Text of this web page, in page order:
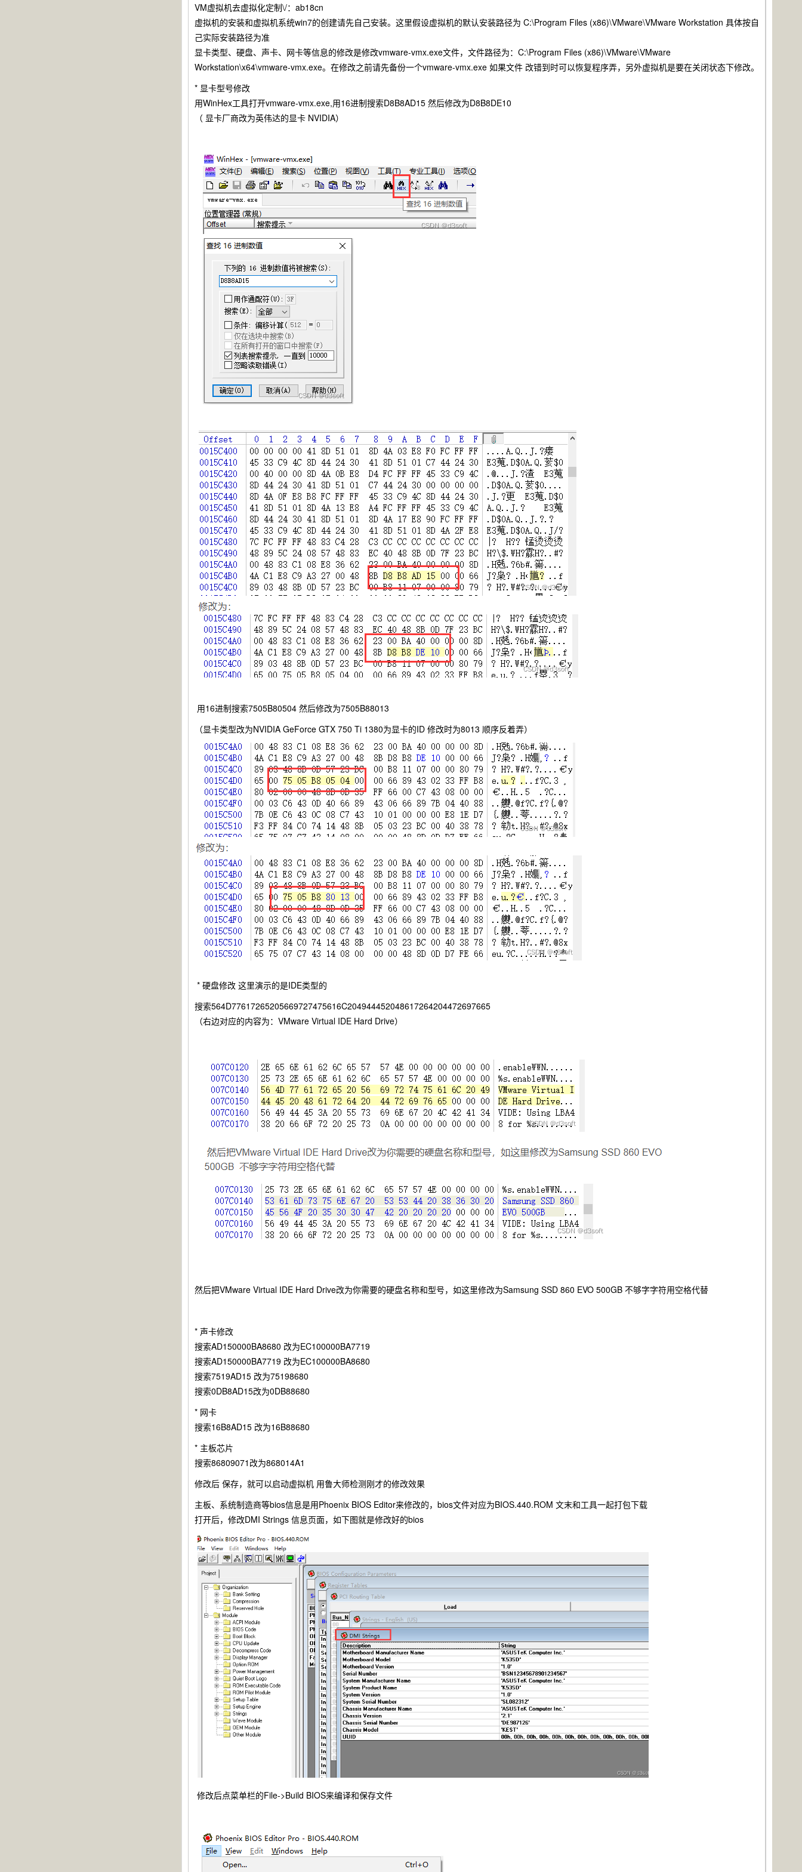
VM虚拟机去虚拟化定制\/：ab18cn
虚拟机的安装和虚拟机系统win7的创建请先自己安装。这里假设虚拟机的默认安装路径为 C:\Program Files (x86)\VMware\VMware Workstation 具体按自
己实际安装路径为准
显卡类型、硬盘、声卡、网卡等信息的修改是修改vmware-vmx.exe文件，文件路径为：C:\Program Files (x86)\VMware\VMware
Workstation\x64\vmware-vmx.exe。在修改之前请先备份一个vmware-vmx.exe 如果文件 改错到时可以恢复程序弄，另外虚拟机是要在关闭状态下修改。
* 显卡型号修改
用WinHex工具打开vmware-vmx.exe,用16进制搜索D8B8AD15 然后修改为D8B8DE10
（ 显卡厂商改为英伟达的显卡 NVIDIA）
用16进制搜索7505B80504 然后修改为7505B88013
（显卡类型改为NVIDIA GeForce GTX 750 Ti 1380为显卡的ID 修改时为8013 顺序反着弄）
* 硬盘修改 这里演示的是IDE类型的
搜索564D77617265205669727475616C204944452048617264204472697665
（右边对应的内容为：VMware Virtual IDE Hard Drive）
然后把VMware Virtual IDE Hard Drive改为你需要的硬盘名称和型号，如这里修改为Samsung SSD 860 EVO 500GB 不够字字符用空格代替
* 声卡修改
搜索AD150000BA8680 改为EC100000BA7719
搜索AD150000BA7719 改为EC100000BA8680
搜索7519AD15 改为75198680
搜索0DB8AD15改为0DB88680
* 网卡
搜索16B8AD15 改为16B88680
* 主板芯片
搜索86809071改为868014A1
修改后 保存，就可以启动虚拟机 用鲁大师检测刚才的修改效果
主板、系统制造商等bios信息是用Phoenix BIOS Editor来修改的，bios文件对应为BIOS.440.ROM 文末和工具一起打包下载
打开后，修改DMI Strings 信息页面，如下图就是修改好的bios
修改后点菜单栏的File->Build BIOS来编译和保存文件